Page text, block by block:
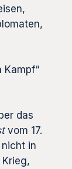
Kampf“
das
vom 17.
in